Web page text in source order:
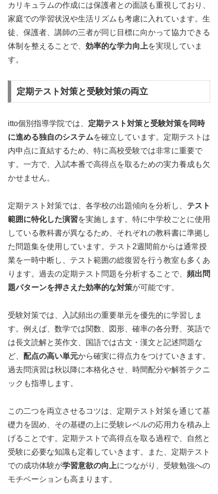
カリキュラムの作成には保護者との面談も重視しており、
家庭での学習状況や生活リズムも考慮に入れています。生
徒、保護者、講師の三者が同じ目標に向かって協力できる
体制を整えることで、 効率的な学力向上を実現していま
す。
定期テスト対策と受験対策の両立
itto個別指導学院では、 定期テスト対策と受験対策を同時
に進める独自のシステムを確立しています。定期テストは
内申点に直結するため、特に高校受験では非常に重要で
す。一方で、入試本番で高得点を取るための実力養成も欠
かせません。
定期テスト対策では、各学校の出題傾向を分析し、 テスト
範囲に特化した演習を実施します。特に中学校ごとに使用
している教科書が異なるため、それぞれの教科書に準拠し
た問題集を使用しています。テスト2週間前からは通常授
業を一時中断し、テスト範囲の総復習を行う教室も多くあ
ります。過去の定期テスト問題を分析することで、 頻出問
題パターンを押さえた効率的な対策が可能です。
受験対策では、入試頻出の重要単元を優先的に学習しま
す。例えば、数学では関数、図形、確率の各分野、英語で
は長文読解と英作文、国語では古文・漢文と記述問題な
ど、 配点の高い単元から確実に得点力をつけていきます。
過去問演習は秋以降に本格化させ、時間配分や解答テクニ
ックも指導します。
この二つを両立させるコツは、定期テスト対策を通じて基
礎力を固め、その基礎の上に受験レベルの応用力を積み上
げることです。定期テストで高得点を取る過程で、自然と
受験に必要な知識も定着していきます。また、定期テスト
での成功体験が学習意欲の向上につながり、受験勉強への
モチベーションも高まります。